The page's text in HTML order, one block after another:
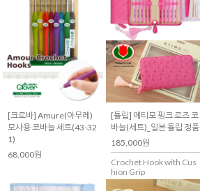
[크로바] Amure(아무레)
모사용 코바늘 세트(43-32
1)
68,000원
[튤립] 에티모 핑크 로즈 코
바늘(세트)_일본 튤립 정품
185,000원
Crochet Hook with Cus
hion Grip